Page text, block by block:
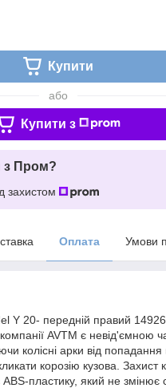
Купити
або
Купити з
з Пром?
захистом
Оплата Умови
Y 20- передній правий
AVTM є невід'ємною
колісні арки від попадання
корозію кузова. Захист
пластику, який не змінює